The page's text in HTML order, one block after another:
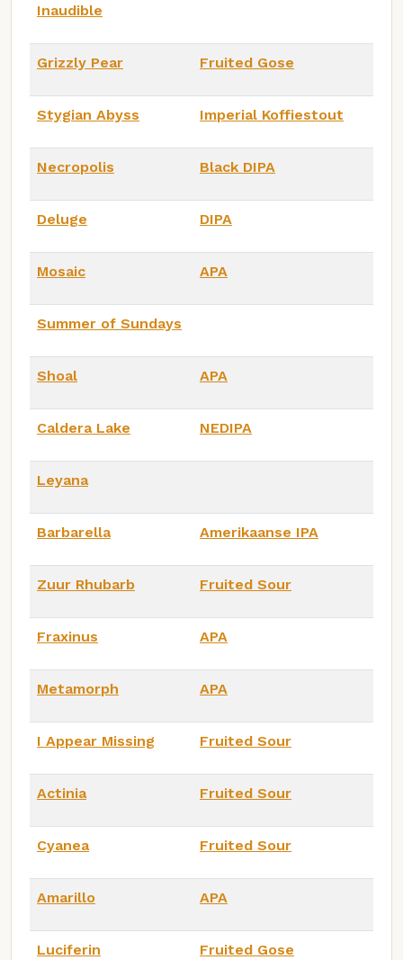
Inaudible
Grizzly Pear Fruited Gose
Stygian Abyss Imperial Koffiestout
Necropolis Black DIPA
Deluge DIPA
Mosaic APA
Summer of Sundays
Shoal APA
Caldera Lake NEDIPA
Leyana
Barbarella Amerikaanse IPA
Zuur Rhubarb Fruited Sour
Fraxinus APA
Metamorph APA
I Appear Missing Fruited Sour
Actinia Fruited Sour
Cyanea Fruited Sour
Amarillo APA
Luciferin Fruited Gose